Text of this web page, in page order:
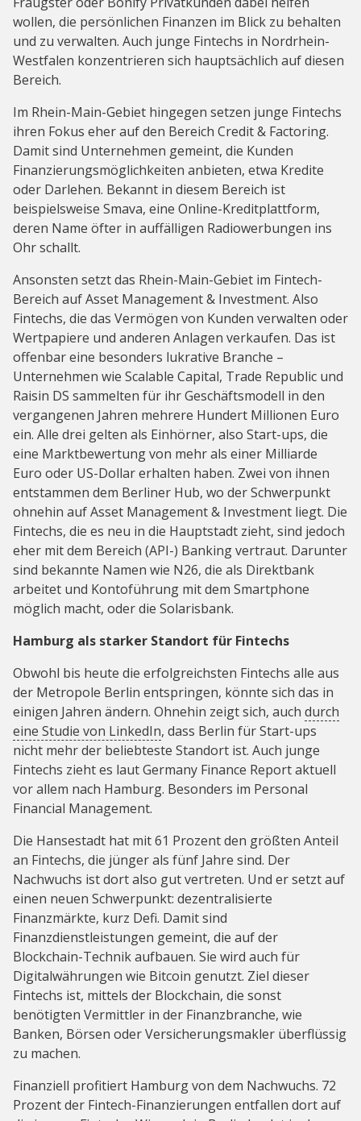
wollen, die persönlichen Finanzen im Blick zu behalten
und zu verwalten. Auch junge Fintechs in Nordrhein-
Westfalen konzentrieren sich hauptsächlich auf diesen
Bereich.
Im Rhein-Main-Gebiet hingegen setzen junge Fintechs
ihren Fokus eher auf den Bereich Credit & Factoring.
Damit sind Unternehmen gemeint, die Kunden
Finanzierungsmöglichkeiten anbieten, etwa Kredite
oder Darlehen. Bekannt in diesem Bereich ist
beispielsweise Smava, eine Online-Kreditplattform,
deren Name öfter in auffälligen Radiowerbungen ins
Ohr schallt.
Ansonsten setzt das Rhein-Main-Gebiet im Fintech-
Bereich auf Asset Management & Investment. Also
Fintechs, die das Vermögen von Kunden verwalten oder
Wertpapiere und anderen Anlagen verkaufen. Das ist
offenbar eine besonders lukrative Branche –
Unternehmen wie Scalable Capital, Trade Republic und
Raisin DS sammelten für ihr Geschäftsmodell in den
vergangenen Jahren mehrere Hundert Millionen Euro
ein. Alle drei gelten als Einhörner, also Start-ups, die
eine Marktbewertung von mehr als einer Milliarde
Euro oder US-Dollar erhalten haben. Zwei von ihnen
entstammen dem Berliner Hub, wo der Schwerpunkt
ohnehin auf Asset Management & Investment liegt. Die
Fintechs, die es neu in die Hauptstadt zieht, sind jedoch
eher mit dem Bereich (API-) Banking vertraut. Darunter
sind bekannte Namen wie N26, die als Direktbank
arbeitet und Kontoführung mit dem Smartphone
möglich macht, oder die Solarisbank.
Hamburg als starker Standort für Fintechs
Obwohl bis heute die erfolgreichsten Fintechs alle aus
der Metropole Berlin entspringen, könnte sich das in
einigen Jahren ändern. Ohnehin zeigt sich, auch durch
eine Studie von LinkedIn, dass Berlin für Start-ups
nicht mehr der beliebteste Standort ist. Auch junge
Fintechs zieht es laut Germany Finance Report aktuell
vor allem nach Hamburg. Besonders im Personal
Financial Management.
Die Hansestadt hat mit 61 Prozent den größten Anteil
an Fintechs, die jünger als fünf Jahre sind. Der
Nachwuchs ist dort also gut vertreten. Und er setzt auf
einen neuen Schwerpunkt: dezentralisierte
Finanzmärkte, kurz Defi. Damit sind
Finanzdienstleistungen gemeint, die auf der
Blockchain-Technik aufbauen. Sie wird auch für
Digitalwährungen wie Bitcoin genutzt. Ziel dieser
Fintechs ist, mittels der Blockchain, die sonst
benötigten Vermittler in der Finanzbranche, wie
Banken, Börsen oder Versicherungsmakler überflüssig
zu machen.
Finanziell profitiert Hamburg von dem Nachwuchs. 72
Prozent der Fintech-Finanzierungen entfallen dort auf